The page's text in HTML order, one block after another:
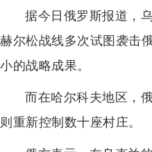
据今日俄罗斯报道，
赫尔松战线多次试图袭击
小的战略成果。
而在哈尔科夫地区，
则重新控制数十座村庄。